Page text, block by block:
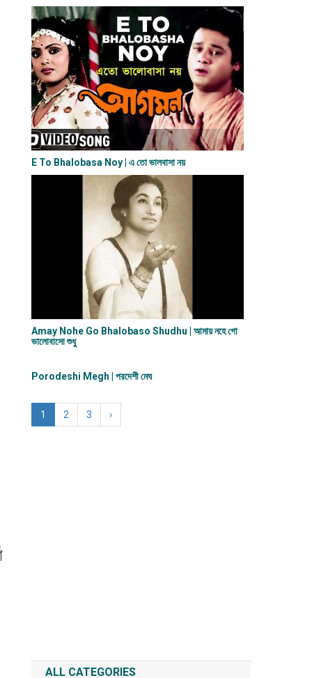
E To Bhalobasa Noy | এ তো ভালবাসা ন​য়
Amay Nohe Go Bhalobaso Shudhu | আমায় নহে গো
ভালোবাসো শুধু
Porodeshi Megh | পরদেশী মেঘ
1 2 3 ›
ALL CATEGORIES